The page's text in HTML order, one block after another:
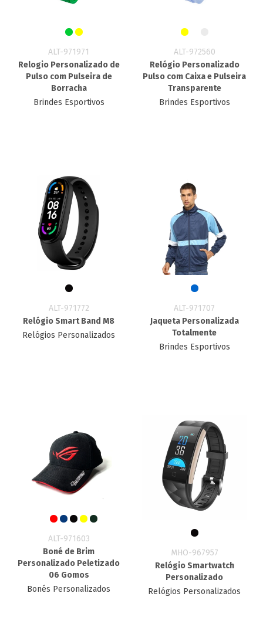
ALT-971971
Relogio Personalizado de
Pulso com Pulseira de
Borracha
Brindes Esportivos
ALT-972560
Relógio Personalizado
Pulso com Caixa e Pulseira
Transparente
Brindes Esportivos
ALT-971772
Relógio Smart Band M8
Relógios Personalizados
ALT-971707
Jaqueta Personalizada
Totalmente
Brindes Esportivos
ALT-971603
Boné de Brim
Personalizado Peletizado
06 Gomos
Bonés Personalizados
MHO-967957
Relógio Smartwatch
Personalizado
Relógios Personalizados